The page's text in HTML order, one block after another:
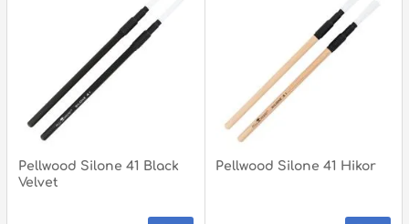
Pellwood Silone 41 Black
Velvet
Pellwood Silone 41 Hikor